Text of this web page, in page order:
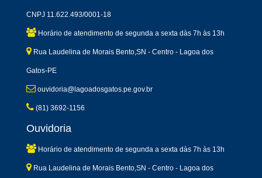
CNPJ 11.622.493/0001-18
Horário de atendimento de segunda a sexta dàs 7h às 13h
Rua Laudelina de Morais Bento,SN - Centro - Lagoa dos
Gatos-PE
ouvidoria@lagoadosgatos.pe.gov.br
(81) 3692-1156
Ouvidoria
Horário de atendimento de segunda a sexta dàs 7h às 13h
Rua Laudelina de Morais Bento,SN - Centro - Lagoa dos